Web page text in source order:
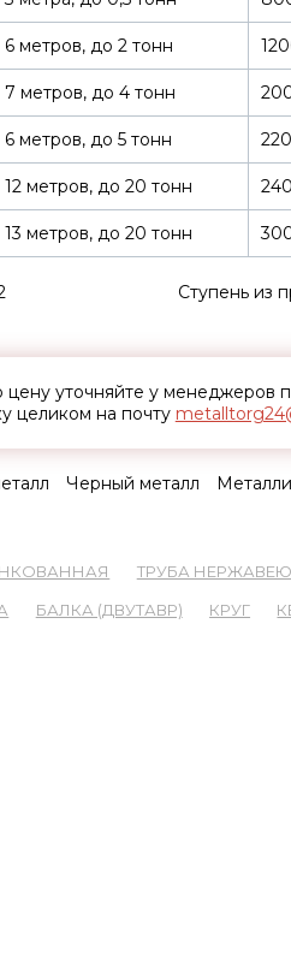
6 метров, до 2 тонн
7 метров, до 4 тонн
6 метров, до 5 тонн
12 метров, до 20 тонн
13 метров, до 20 тонн
Ступень из
цену уточняйте у менеджеров
целиком на почту
Черный металл
ТРУБА
БАЛКА (ДВУТАВР) КРУГ